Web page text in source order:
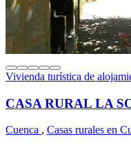
Vivienda turística de
CASA RURAL LA
Cuenca , Casas rurales en